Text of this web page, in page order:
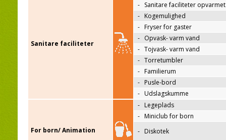
Sanitare faciliteter
- Sanitare faciliteter opvarmet
- Kogemulighed
- Fryser for gaster
- Opvask- varm vand
- Tojvask- varm vand
- Torretumbler
- Familierum
- Pusle-bord
- Udslagskumme
For born/ Animation
- Legeplads
- Miniclub for born
- Diskotek